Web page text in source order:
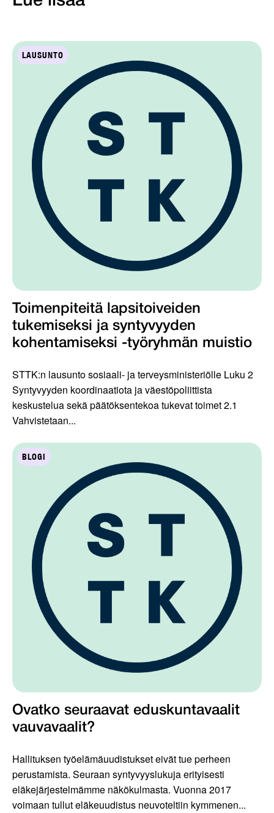
LAUSUNTO
Toimenpiteitä lapsitoiveiden
tukemiseksi ja syntyvyyden
kohentamiseksi -työryhmän muistio
STTK:n lausunto sosiaali- ja terveysministeriölle Luku 2
Syntyvyyden koordinaatiota ja väestöpoliittista
keskustelua sekä päätöksentekoa tukevat toimet 2.1
Vahvistetaan...
BLOGI
Ovatko seuraavat eduskuntavaalit
vauvavaalit?
Hallituksen työelämäuudistukset eivät tue perheen
perustamista. Seuraan syntyvyyslukuja erityisesti
eläkejärjestelmämme näkökulmasta. Vuonna 2017
voimaan tullut eläkeuudistus neuvoteltiin kymmenen...